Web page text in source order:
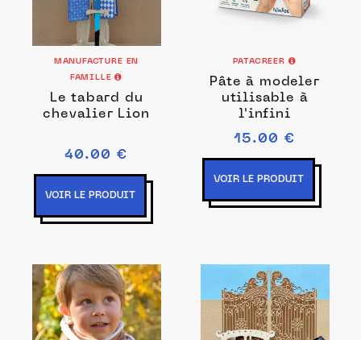
MANUFACTURE EN
FAMILLE
Le tabard du
chevalier Lion
40.00 €
VOIR LE PRODUIT
PATACREER
Pâte à modeler
utilisable à
l'infini
15.00 €
VOIR LE PRODUIT